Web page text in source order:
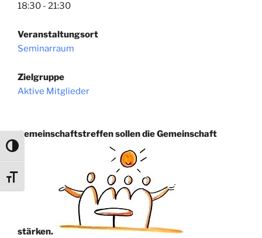
Umschalten auf hohe Kontraste
Schrift vergrößern
18:30 - 21:30
Veranstaltungsort
Seminarraum
Zielgruppe
Aktive Mitglieder
Gemeinschaftstreffen sollen die Gemeinschaft
stärken.